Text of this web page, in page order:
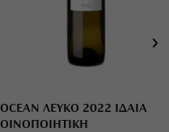
OCEAN ΛΕΥΚΟ 2022 ΙΔΑΙΑ
ΟΙΝΟΠΟΙΗΤΙΚΗ